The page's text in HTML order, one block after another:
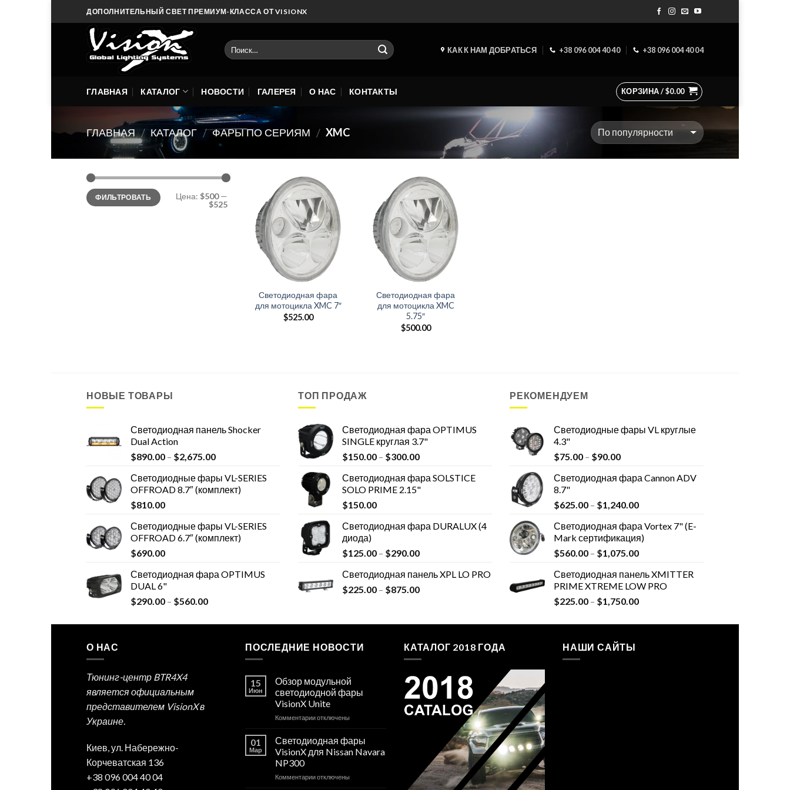
to
ДОПОЛНИТЕЛЬНЫЙ СВЕТ ПРЕМИУМ-КЛАССА ОТ VISIONX
КАК К НАМ ДОБРАТЬСЯ +38 096 004 40 40 +38 096 004 40 04
ГЛАВНАЯ КАТАЛОГ НОВОСТИ ГАЛЕРЕЯ О НАС КОНТАКТЫ КОРЗИНА /$0.00
ГЛАВНАЯ / КАТАЛОГ / ФАРЫ ПО СЕРИЯМ / XMC
ФИЛЬТРОВАТЬ Цена: $500—
$525
Светодиодная фара
для мотоцикла XMC 7″
$525.00
Светодиодная фара
для мотоцикла XMC
5.75″
$500.00
НОВЫЕ ТОВАРЫ
Светодиодная панель Shocker
Dual Action
$890.00 – $2,675.00
Светодиодные фары VL-SERIES
OFFROAD 8.7″ (комплект)
$810.00
Светодиодные фары VL-SERIES
OFFROAD 6.7″ (комплект)
$690.00
Светодиодная фара OPTIMUS
DUAL 6"
$290.00 – $560.00
ТОП ПРОДАЖ
Светодиодная фара OPTIMUS
SINGLE круглая 3.7"
$150.00– $300.00
Светодиодная фара SOLSTICE
SOLO PRIME 2.15"
$150.00
Светодиодная фара DURALUX (4
диода)
$125.00– $290.00
Светодиодная панель XPL LO PRO
$225.00– $875.00
РЕКОМЕНДУЕМ
Светодиодные фары VL круглые
4.3"
$75.00– $90.00
Светодиодная фара Cannon ADV
8.7"
$625.00– $1,240.00
Светодиодная фара Vortex 7" (E-
Mark сертификация)
$560.00– $1,075.00
Светодиодная панель XMITTER
PRIME XTREME LOW PRO
$225.00– $1,750.00
О НАС
Тюнинг-центр BTR4X4
является официальным
представителем VisionX в
Украине.
Киев, ул. Набережно-
Корчеватская 136
+38 096 004 40 04
ПОСЛЕДНИЕ НОВОСТИ
15
Июн
Обзор модульной
светодиодной фары
VisionX Unite
Комментариик
модульной
светодиодной
VisionX
отключены
01
Мар
Светодиодная фары
VisionX для Nissan Navara
NP300
Комментариикотключены
КАТАЛОГ 2018 ГОДА НАШИ САЙТЫ